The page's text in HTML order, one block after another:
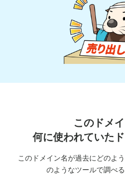
このドメ
何に使われていた
このドメイン名が過去にどのよ
のようなツールで調べ